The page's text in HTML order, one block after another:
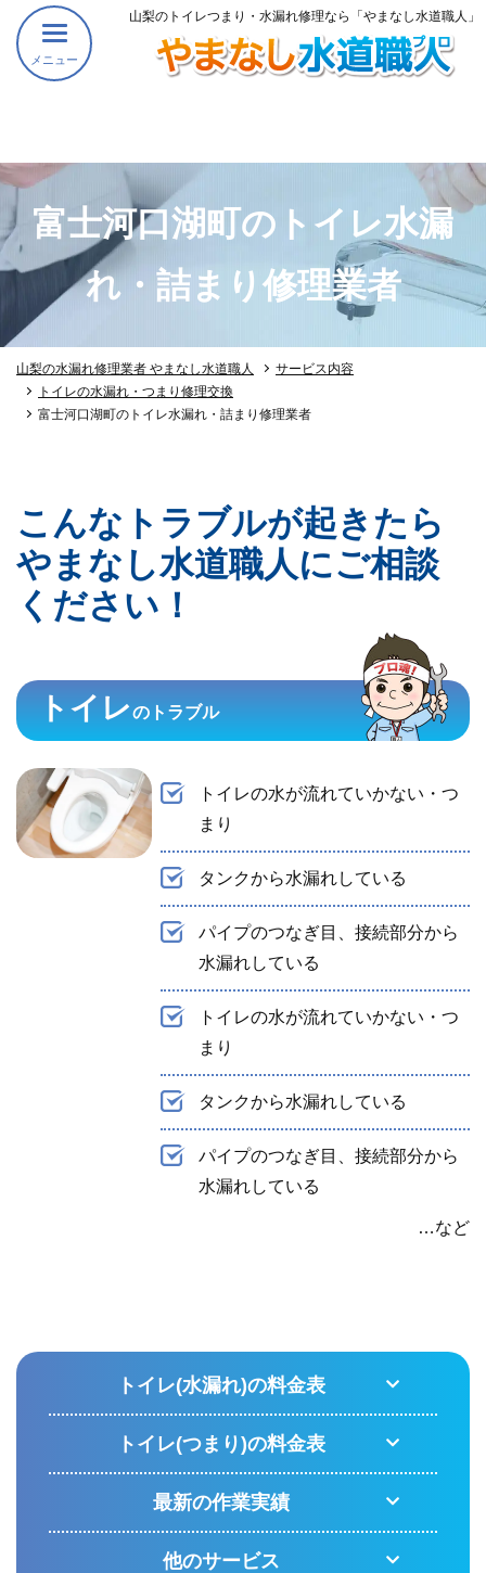
メニュー
山梨のトイレつまり・水漏れ修理なら「やまなし水道職人」
富士河口湖町のトイレ水漏
れ・詰まり修理業者
山梨の水漏れ修理業者 やまなし水道職人
サービス内容
トイレの水漏れ・つまり修理交換
富士河口湖町のトイレ水漏れ・詰まり修理業者
こんなトラブルが起きたら
やまなし水道職人にご相談
ください！
トイレのトラブル
トイレの水が流れていかない・つ
まり
タンクから水漏れしている
パイプのつなぎ目、接続部分から
水漏れしている
トイレの水が流れていかない・つ
まり
タンクから水漏れしている
パイプのつなぎ目、接続部分から
水漏れしている
…など
トイレ(水漏れ)の料金表
トイレ(つまり)の料金表
最新の作業実績
他のサービス